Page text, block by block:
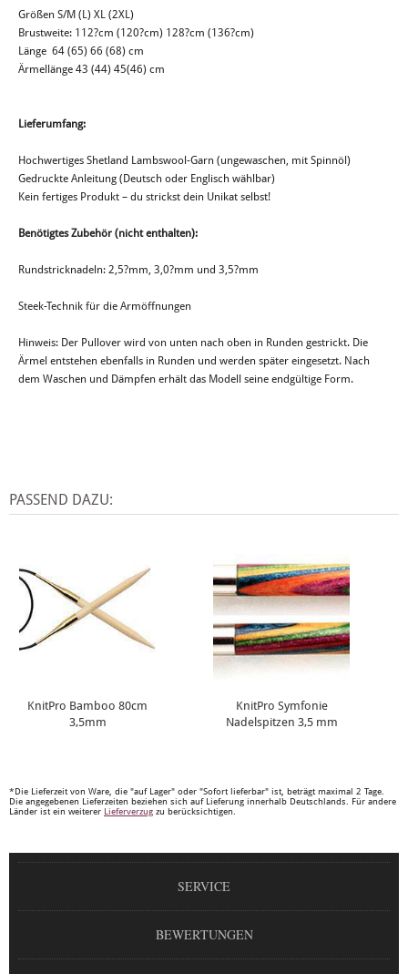
Größen S/M (L) XL (2XL)
Brustweite: 112?cm (120?cm) 128?cm (136?cm)
Länge 64 (65) 66 (68) cm
Ärmellänge 43 (44) 45(46) cm
Lieferumfang:
Hochwertiges Shetland Lambswool-Garn (ungewaschen, mit Spinnöl)
Gedruckte Anleitung (Deutsch oder Englisch wählbar)
Kein fertiges Produkt – du strickst dein Unikat selbst!
Benötigtes Zubehör (nicht enthalten):
Rundstricknadeln: 2,5?mm, 3,0?mm und 3,5?mm
Steek-Technik für die Armöffnungen
Hinweis: Der Pullover wird von unten nach oben in Runden gestrickt. Die
Ärmel entstehen ebenfalls in Runden und werden später eingesetzt. Nach
dem Waschen und Dämpfen erhält das Modell seine endgültige Form.
PASSEND DAZU:
KnitPro Bamboo 80cm
3,5mm
KnitPro Symfonie
Nadelspitzen 3,5 mm
*Die Lieferzeit von Ware, die "auf Lager" oder "Sofort lieferbar" ist, beträgt maximal 2 Tage.
Die angegebenen Lieferzeiten beziehen sich auf Lieferung innerhalb Deutschlands. Für andere
Länder ist ein weiterer Lieferverzug zu berücksichtigen.
SERVICE
BEWERTUNGEN